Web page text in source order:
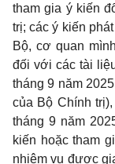
tham gia ý kiến
trị; các ý kiến
Bộ, cơ quan
đối với các tài
tháng 9 năm
của Bộ Chính
tháng 9 năm
kiến hoặc tham
nhiệm vụ được